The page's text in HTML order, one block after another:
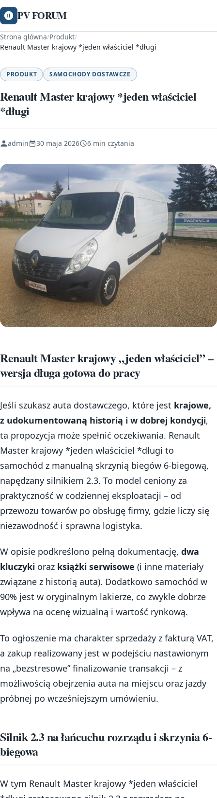
PV FORUM
Strona główna/Produkt/
Renault Master krajowy *jeden właściciel *długi
PRODUKT SAMOCHODY DOSTAWCZE
Renault Master krajowy *jeden właściciel
*długi
admin 30 maja 2026 6 min czytania
Renault Master krajowy „jeden właściciel” –
wersja długa gotowa do pracy
Jeśli szukasz auta dostawczego, które jest krajowe,
z udokumentowaną historią i w dobrej kondycji,
ta propozycja może spełnić oczekiwania. Renault
Master krajowy *jeden właściciel *długi to
samochód z manualną skrzynią biegów 6-biegową,
napędzany silnikiem 2.3. To model ceniony za
praktyczność w codziennej eksploatacji – od
przewozu towarów po obsługę firmy, gdzie liczy się
niezawodność i sprawna logistyka.
W opisie podkreślono pełną dokumentację, dwa
kluczyki oraz książki serwisowe (i inne materiały
związane z historią auta). Dodatkowo samochód w
90% jest w oryginalnym lakierze, co zwykle dobrze
wpływa na ocenę wizualną i wartość rynkową.
To ogłoszenie ma charakter sprzedaży z fakturą VAT,
a zakup realizowany jest w podejściu nastawionym
na „bezstresowe” finalizowanie transakcji – z
możliwością obejrzenia auta na miejscu oraz jazdy
próbnej po wcześniejszym umówieniu.
Silnik 2.3 na łańcuchu rozrządu i skrzynia 6-
biegowa
W tym Renault Master krajowy *jeden właściciel